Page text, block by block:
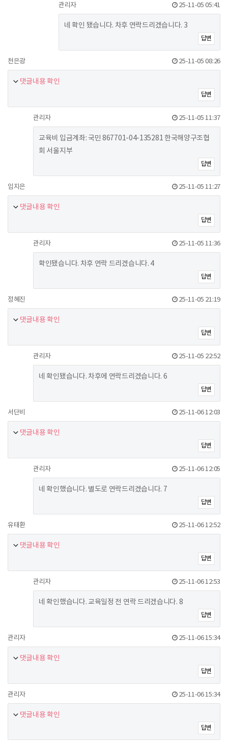
관리자 25-11-05 05:41
네 확인 됐습니다. 차후 연락드리겠습니다. 3
답변
천은광 25-11-05 08:26
댓글내용 확인
답변
관리자 25-11-05 11:37
교육비 입금계좌: 국민 867701-04-135281 한국해양구조협
회 서울지부
답변
임지은 25-11-05 11:27
댓글내용 확인
답변
관리자 25-11-05 11:36
확인됐습니다. 차후 연락 드리겠습니다. 4
답변
정혜진 25-11-05 21:19
댓글내용 확인
답변
관리자 25-11-05 22:52
네 확인됐습니다. 차후에 연락드리겠습니다. 6
답변
서단비 25-11-06 12:03
댓글내용 확인
답변
관리자 25-11-06 12:05
네 확인했습니다. 별도로 연락드리겠습니다. 7
답변
유태환 25-11-06 12:52
댓글내용 확인
답변
관리자 25-11-06 12:53
네 확인했습니다. 교육일정 전 연락 드리겠습니다. 8
답변
관리자 25-11-06 15:34
댓글내용 확인
답변
관리자 25-11-06 15:34
댓글내용 확인
답변